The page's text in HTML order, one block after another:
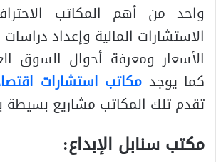
واحد من أهم المكاتب
الاستشارات المالية وإعداد
الأسعار ومعرفة أحوال السوق
كما يوجد مكاتب استشارات
تقدم تلك المكاتب مشاريع بسيطة
مكتب سنابل الإبداع: